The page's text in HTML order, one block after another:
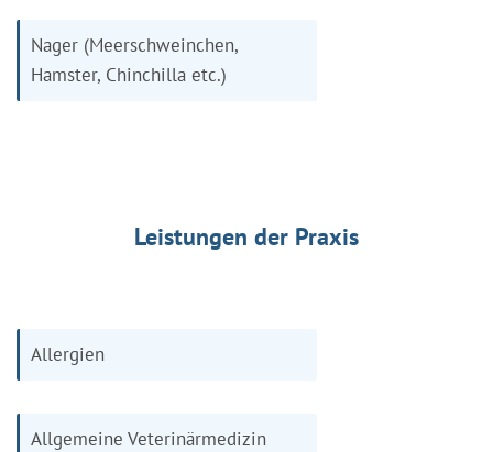
Nager (Meerschweinchen,
Hamster, Chinchilla etc.)
Leistungen der Praxis
Allergien
Allgemeine Veterinärmedizin